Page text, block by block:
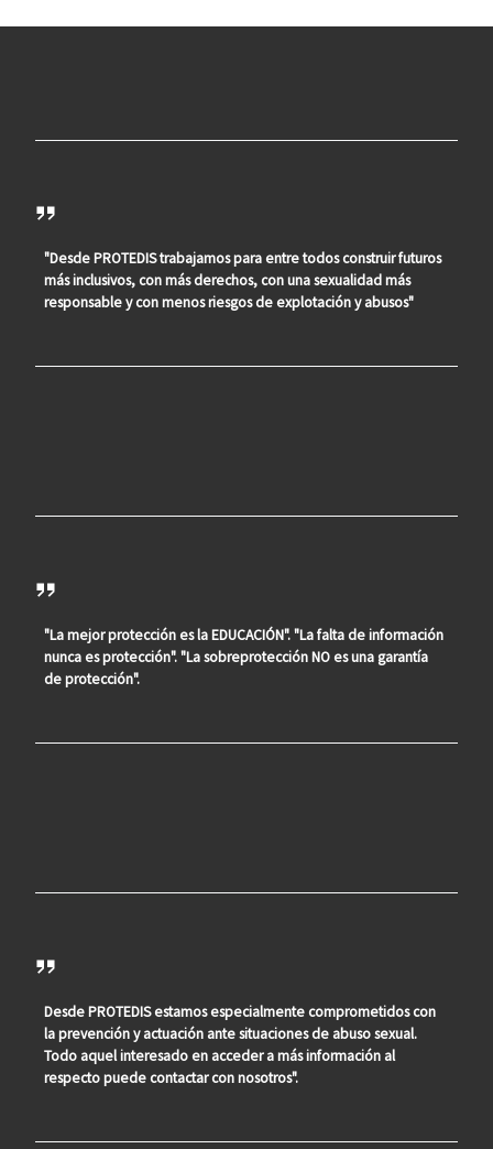
"Desde PROTEDIS trabajamos para entre todos construir futuros
más inclusivos, con más derechos, con una sexualidad más
responsable y con menos riesgos de explotación y abusos"
"La mejor protección es la EDUCACIÓN". "La falta de información
nunca es protección". "La sobreprotección NO es una garantía
de protección".
Desde PROTEDIS estamos especialmente comprometidos con
la prevención y actuación ante situaciones de abuso sexual.
Todo aquel interesado en acceder a más información al
respecto puede contactar con nosotros".